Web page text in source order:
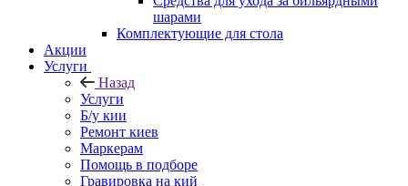
шарами
Комплектующие для стола
Акции
Услуги
Назад
Услуги
Б/у кии
Ремонт киев
Маркерам
Помощь в подборе
Гравировка на кий